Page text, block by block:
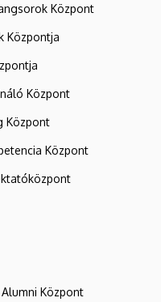
Központ
Központja
Központ
Központ
Központ
Központ